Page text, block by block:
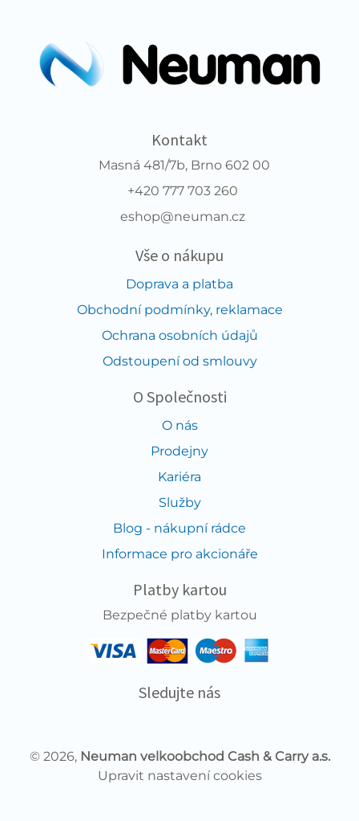
Kontakt
Masná 481/7b, Brno 602 00
+420 777 703 260
eshop@neuman.cz
Vše o nákupu
Doprava a platba
Obchodní podmínky, reklamace
Ochrana osobních údajů
Odstoupení od smlouvy
O Společnosti
O nás
Prodejny
Kariéra
Služby
Blog - nákupní rádce
Informace pro akcionáře
Platby kartou
Bezpečné platby kartou
Sledujte nás
© 2026, Neuman velkoobchod Cash & Carry a.s.
Upravit nastavení cookies